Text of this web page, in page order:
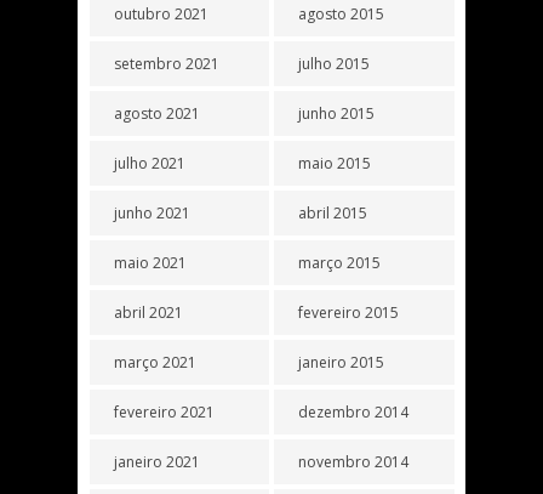
outubro 2021
setembro 2021
agosto 2021
julho 2021
junho 2021
maio 2021
abril 2021
março 2021
fevereiro 2021
janeiro 2021
agosto 2015
julho 2015
junho 2015
maio 2015
abril 2015
março 2015
fevereiro 2015
janeiro 2015
dezembro 2014
novembro 2014